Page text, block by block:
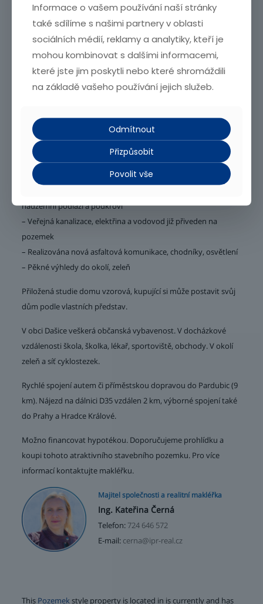
Pozemek rovinatý, dle platného územního plánu pro výstavbu
rodinného domu, koeficient zastavitelnosti max 40 %. Jedná se
o jedinečnou příležitost, která se vzhledem k lokalitě a také
variabilitě pozemku nebude opakovat.
Kromě tohoto pozemku nabízíme stavební pozemky o výměře
733 až 1 082 m2 v obci Dašice.
– Stavební pozemky určeny pro bydlení, stavba rodinného
domu
nadzemní podlaží a podkroví
– Veřejná kanalizace, elektřina a vodovod již přiveden na
pozemek
– Realizována nová asfaltová komunikace, chodníky, osvětlení
– Pěkné výhledy do okolí, zeleň
Přiložená studie domu vzorová, kupující si může postavit svůj
dům podle vlastních představ.
V obci Dašice veškerá občanská vybavenost. V docházkové
vzdálenosti škola, školka, lékař, sportoviště, obchody. V okolí
zeleň a síť cyklostezek.
Rychlé spojení autem či příměstskou dopravou do Pardubic (9
km). Nájezd na dálnici D35 vzdálen 2 km, výborné spojení také
do Prahy a Hradce Králové.
Možno financovat hypotékou. Doporučujeme prohlídku a
koupi tohoto atraktivního stavebního pozemku. Pro více
informací kontaktujte makléřku.
Majitel společnosti a realitní makléřka
Ing. Kateřina Černá
Telefon: 724 646 572
E-mail: cerna@ipr-real.cz
This Pozemek style property is located in is currently and has
Informace o vašem používání naší stránky
také sdílíme s našimi partnery v oblasti
sociálních médií, reklamy a analytiky, kteří je
mohou kombinovat s dalšími informacemi,
které jste jim poskytli nebo které shromáždili
na základě vašeho používání jejich služeb.
Odmítnout
Přizpůsobit
Povolit vše